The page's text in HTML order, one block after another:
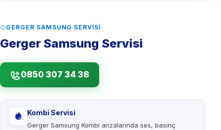
GERGER SAMSUNG SERVISI
Gerger Samsung Servisi
0850 307 34 38
Kombi Servisi
Gerger Samsung Kombi arızalarında ses, basınç